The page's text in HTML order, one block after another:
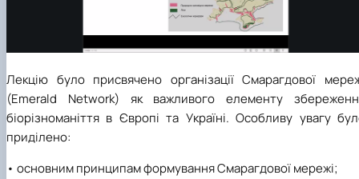
Лекцію було присвячено організації Смарагдової
(Emerald Network) як важливого елементу
біорізноманіття в Європі та Україні. Особливу увагу
приділено:
• основним принципам формування Смарагдової мережі;